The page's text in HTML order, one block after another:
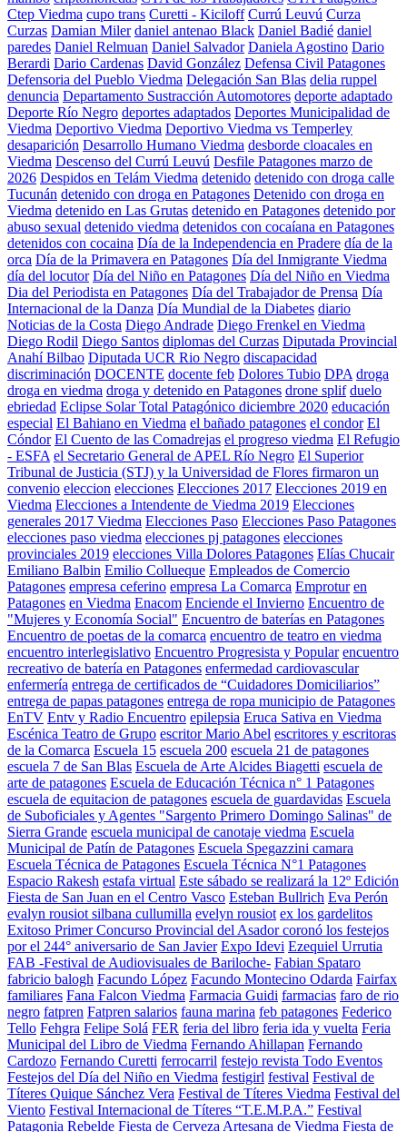
Ctep Viedma cupo trans Curetti - Kiciloff Currú Leuvú Curza
Curzas Damian Miler daniel antenao Black Daniel Badié daniel
paredes Daniel Relmuan Daniel Salvador Daniela Agostino Dario
Berardi Dario Cardenas David González Defensa Civil Patagones
Defensoria del Pueblo Viedma Delegación San Blas delia ruppel
denuncia Departamento Sustracción Automotores deporte adaptado
Deporte Río Negro deportes adaptados Deportes Municipalidad de
Viedma Deportivo Viedma Deportivo Viedma vs Temperley
desaparición Desarrollo Humano Viedma desborde cloacales en
Viedma Descenso del Currú Leuvú Desfile Patagones marzo de
2026 Despidos en Telám Viedma detenido detenido con droga calle
Tucunán detenido con droga en Patagones Detenido con droga en
Viedma detenido en Las Grutas detenido en Patagones detenido por
abuso sexual detenido viedma detenidos con cocaíana en Patagones
detenidos con cocaina Día de la Independencia en Pradere día de la
orca Día de la Primavera en Patagones Día del Inmigrante Viedma
día del locutor Día del Niño en Patagones Día del Niño en Viedma
Dia del Periodista en Patagones Día del Trabajador de Prensa Día
Internacional de la Danza Día Mundial de la Diabetes diario
Noticias de la Costa Diego Andrade Diego Frenkel en Viedma
Diego Rodil Diego Santos diplomas del Curzas Diputada Provincial
Anahí Bilbao Diputada UCR Rio Negro discapacidad
discriminación DOCENTE docente feb Dolores Tubio DPA droga
droga en viedma droga y detenido en Patagones drone splif duelo
ebriedad Eclipse Solar Total Patagónico diciembre 2020 educación
especial El Bahiano en Viedma el bañado patagones el condor El
Cóndor El Cuento de las Comadrejas el progreso viedma El Refugio
- ESFA el Secretario General de APEL Río Negro El Superior
Tribunal de Justicia (STJ) y la Universidad de Flores firmaron un
convenio eleccion elecciones Elecciones 2017 Elecciones 2019 en
Viedma Elecciones a Intendente de Viedma 2019 Elecciones
generales 2017 Viedma Elecciones Paso Elecciones Paso Patagones
elecciones paso viedma elecciones pj patagones elecciones
provinciales 2019 elecciones Villa Dolores Patagones Elías Chucair
Emiliano Balbin Emilio Collueque Empleados de Comercio
Patagones empresa ceferino empresa La Comarca Emprotur en
Patagones en Viedma Enacom Enciende el Invierno Encuentro de
"Mujeres y Economía Social" Encuentro de baterías en Patagones
Encuentro de poetas de la comarca encuentro de teatro en viedma
encuentro interlegislativo Encuentro Progresista y Popular encuentro
recreativo de batería en Patagones enfermedad cardiovascular
enfermería entrega de certificados de “Cuidadores Domiciliarios”
entrega de papas patagones entrega de ropa municipio de Patagones
EnTV Entv y Radio Encuentro epilepsia Eruca Sativa en Viedma
Escénica Teatro de Grupo escritor Mario Abel escritores y escritoras
de la Comarca Escuela 15 escuela 200 escuela 21 de patagones
escuela 7 de San Blas Escuela de Arte Alcides Biagetti escuela de
arte de patagones Escuela de Educación Técnica n° 1 Patagones
escuela de equitacion de patagones escuela de guardavidas Escuela
de Suboficiales y Agentes "Sargento Primero Domingo Salinas" de
Sierra Grande escuela municipal de canotaje viedma Escuela
Municipal de Patín de Patagones Escuela Spegazzini camara
Escuela Técnica de Patagones Escuela Técnica N°1 Patagones
Espacio Rakesh estafa virtual Este sábado se realizará la 12º Edición
Fiesta de San Juan en el Centro Vasco Esteban Bullrich Eva Perón
evalyn rousiot silbana cullumilla evelyn rousiot ex los gardelitos
Exitoso Primer Concurso Provincial del Asador coronó los festejos
por el 244° aniversario de San Javier Expo Idevi Ezequiel Urrutia
FAB -Festival de Audiovisuales de Bariloche- Fabian Spataro
fabricio balogh Facundo López Facundo Montecino Odarda Fairfax
familiares Fana Falcon Viedma Farmacia Guidi farmacias faro de rio
negro fatpren Fatpren salarios fauna marina feb patagones Federico
Tello Fehgra Felipe Solá FER feria del libro feria ida y vuelta Feria
Municipal del Libro de Viedma Fernando Ahillapan Fernando
Cardozo Fernando Curetti ferrocarril festejo revista Todo Eventos
Festejos del Día del Niño en Viedma festigirl festival Festival de
Títeres Quique Sánchez Vera Festival de Títeres Viedma Festival del
Viento Festival Internacional de Títeres “T.E.M.P.A.” Festival
Patagonia Rebelde Fiesta de Cerveza Artesana de Viedma Fiesta de